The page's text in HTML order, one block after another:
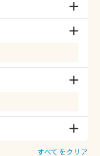
すべてをクリア